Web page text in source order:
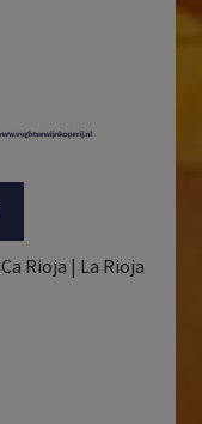
Rioja | La Rioja